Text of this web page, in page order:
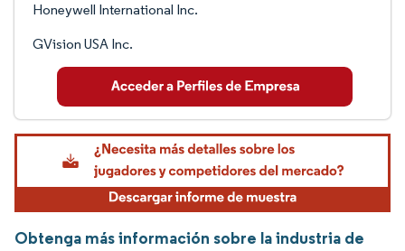
Honeywell International Inc.
GVision USA Inc.
Obtenga más información sobre la industria de